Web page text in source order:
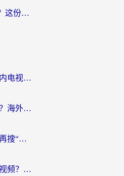
海外玩第九大陆卡成PPT？这份网络加速指南帮你丝滑上分
海外用什么软件可以看国内电视？留学生亲测有效的追剧自由指南
优酷缓存视频国外能看吗？海外党追剧看片的终极解决方案来了
国外如何看优酷限制？别再搜“在日本哪个软件可以看中国电视剧”，这篇教你搞定
海外如何看映客直播回放视频？这份攻略帮你搞定（附腾讯优酷观看技巧）